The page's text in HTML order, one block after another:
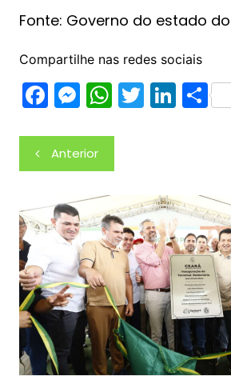
Fonte: Governo do estado
Compartilhe nas redes sociais
F
c
e
b
o
k
M
s
s
e
n
g
er
W
at
s
A
p
p
T Li
dI
n
S
Navegação
de
Post
Anterior